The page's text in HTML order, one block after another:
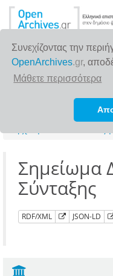
Συνεχίζοντας την
OpenArchives.gr,
Μάθετε περισσότερα
Σημείωμα
Σύνταξης
RDF/XML JSON-LD